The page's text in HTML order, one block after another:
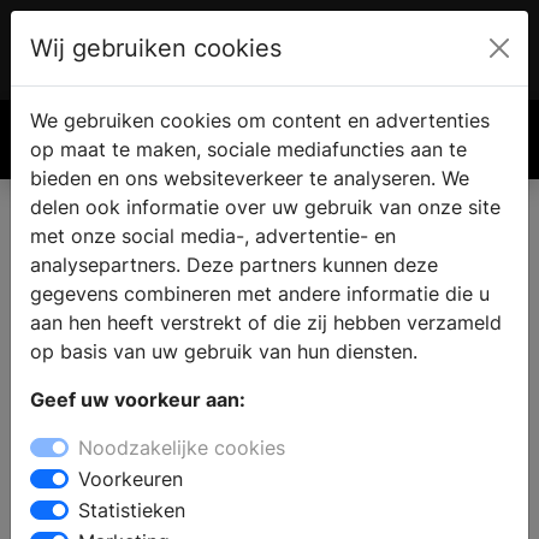
€ 0.00
Wij gebruiken cookies
We gebruiken cookies om content en advertenties
op maat te maken, sociale mediafuncties aan te
bieden en ons websiteverkeer te analyseren. We
delen ook informatie over uw gebruik van onze site
met onze social media-, advertentie- en
analysepartners. Deze partners kunnen deze
gegevens combineren met andere informatie die u
aan hen heeft verstrekt of die zij hebben verzameld
op basis van uw gebruik van hun diensten.
Geef uw voorkeur aan:
Noodzakelijke cookies
Voorkeuren
Statistieken